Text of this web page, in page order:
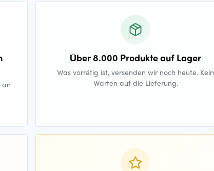
an
Über 8.000 Produkte auf Lager
Was vorrätig ist, versenden wir noch heute. Kein
Warten auf die Lieferung.